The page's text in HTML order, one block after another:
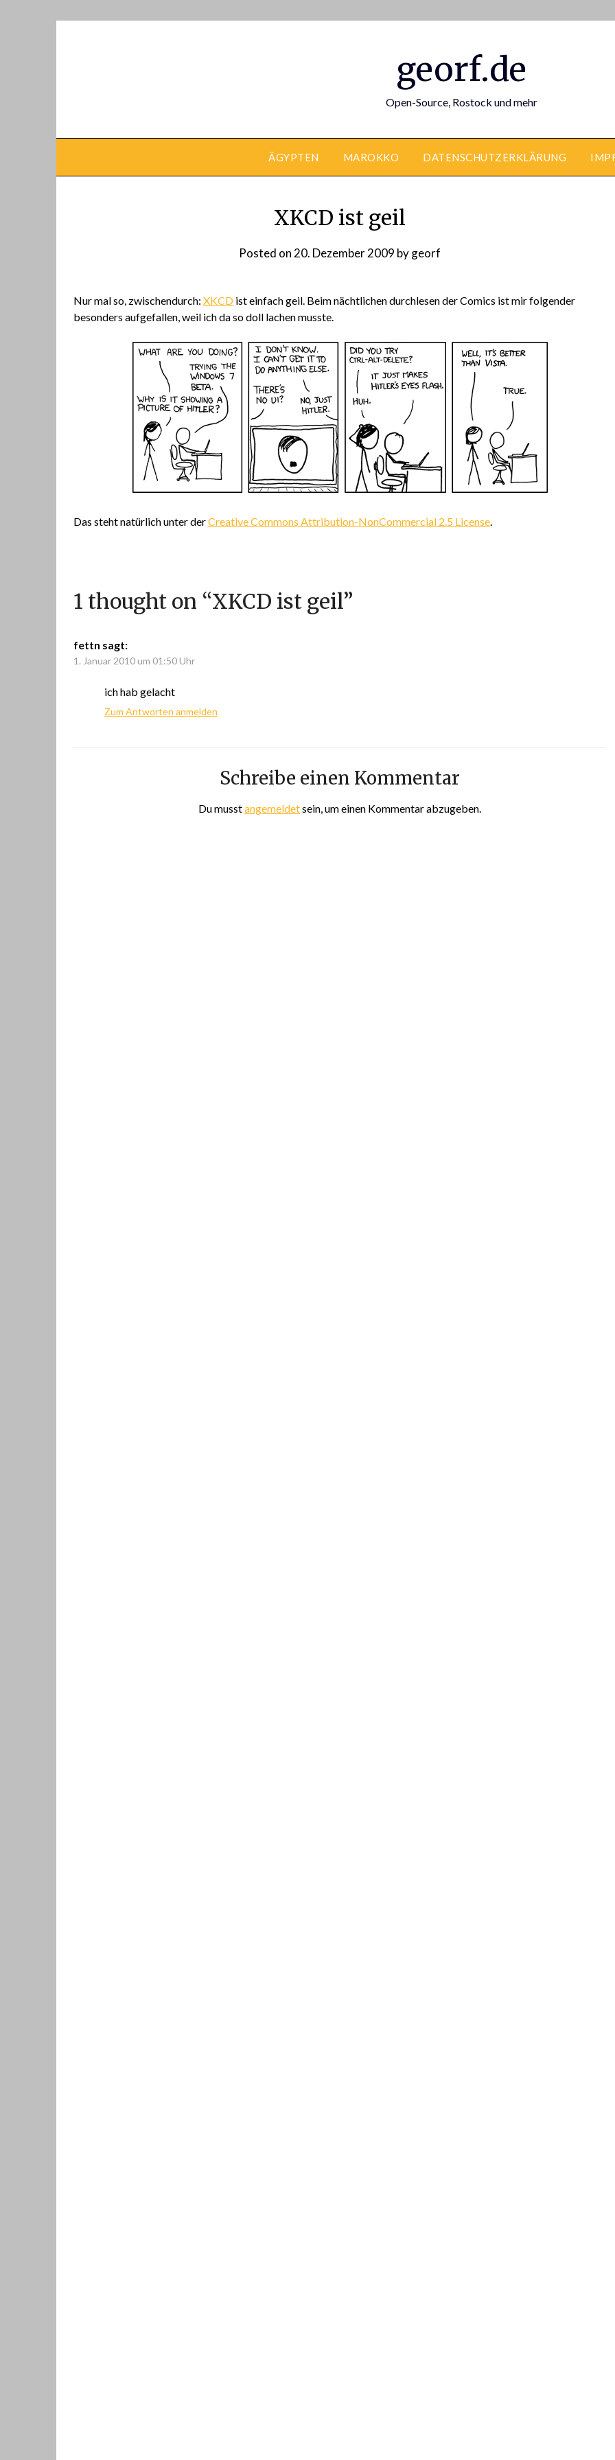
georf.de
Open-Source, Rostock und mehr
ÄGYPTEN MAROKKO DATENSCHUTZERKLÄRUNG
XKCD ist geil
Posted on 20. Dezember 2009 bygeorf
Nur mal so, zwischendurch: XKCD ist einfach geil. Beim nächtlichen durchlesen der Comics ist mir folgender
besonders aufgefallen, weil ich da so doll lachen musste.
Das steht natürlich unter derCreative Commons Attribution-NonCommercial 2.5 License.
1 thought on “XKCD ist geil”
fettn sagt:
1. Januar 2010 um 01:50 Uhr
ich hab gelacht
Zum Antworten anmelden
Schreibe einen Kommentar
Du musstangemeldetsein, um einen Kommentar abzugeben.